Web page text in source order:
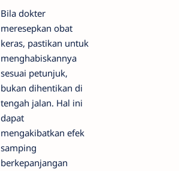
Bila dokter
meresepkan obat
keras, pastikan untuk
menghabiskannya
sesuai petunjuk,
bukan dihentikan di
tengah jalan. Hal ini
dapat
mengakibatkan efek
samping
berkepanjangan